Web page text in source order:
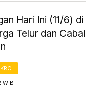
Hari Ini (11/6) di
Telur dan Cabai
WIB